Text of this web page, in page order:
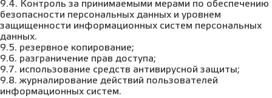
9.4. Контроль за принимаемыми мерами по обеспечению
безопасности персональных данных и уровнем
защищенности информационных систем персональных
данных.
9.5. резервное копирование;
9.6. разграничение прав доступа;
9.7. использование средств антивирусной защиты;
9.8. журналирование действий пользователей
информационных систем.